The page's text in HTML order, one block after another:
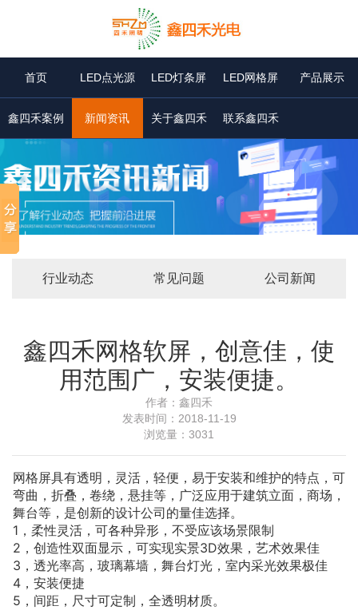
首页 LED点光源 LED灯条屏 LED网格屏 产品展示
鑫四禾案例 新闻资讯 关于鑫四禾 联系鑫四禾
行业动态 常见问题 公司新闻
鑫四禾网格软屏，创意佳，使
用范围广，安装便捷。
作者： 鑫四禾
发表时间： 2018-11-19
浏览量： 3031
网格屏具有透明，灵活，轻便，易于安装和维护的特点，可
弯曲，折叠，卷绕，悬挂等，广泛应用于建筑立面，商场，
舞台等，是创新的设计公司的量佳选择。
1，柔性灵活，可各种异形，不受应该场景限制
2，创造性双面显示，可实现实景3D效果，艺术效果佳
3，透光率高，玻璃幕墙，舞台灯光，室内采光效果极佳
4，安装便捷
5，间距，尺寸可定制，全透明材质。